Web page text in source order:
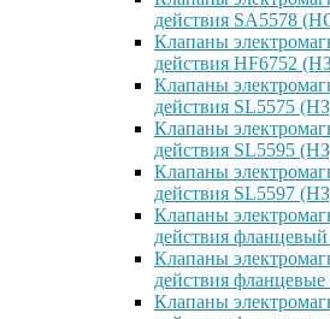
действия SA5578
Клапаны
действия HF6752
Клапаны
действия SL5575
Клапаны
действия SL5595
Клапаны
действия SL5597
Клапаны
действия
Клапаны
действия
Клапаны